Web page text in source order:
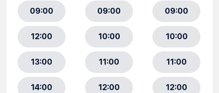
09:00
12:00
13:00
14:00
09:00
10:00
11:00
12:00
09:00
10:00
11:00
12:00